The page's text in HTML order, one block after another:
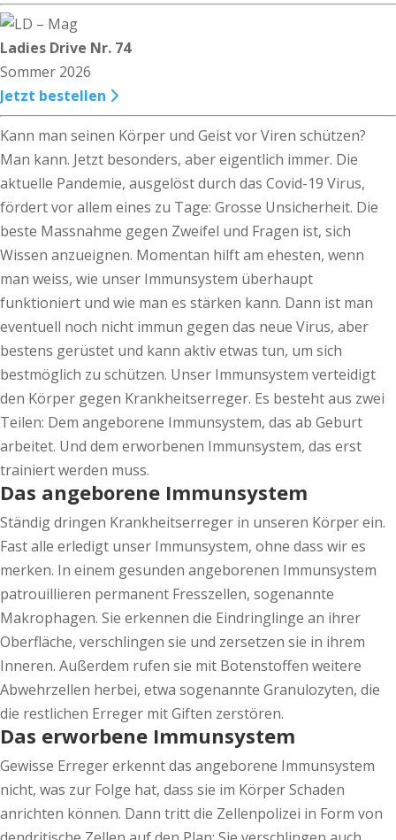
Ladies Drive Nr. 74
Sommer 2026
Jetzt bestellen
Kann man seinen Körper und Geist vor Viren schützen?
Man kann. Jetzt besonders, aber eigentlich immer. Die
aktuelle Pandemie, ausgelöst durch das Covid-19 Virus,
fördert vor allem eines zu Tage: Grosse Unsicherheit. Die
beste Massnahme gegen Zweifel und Fragen ist, sich
Wissen anzueignen. Momentan hilft am ehesten, wenn
man weiss, wie unser Immunsystem überhaupt
funktioniert und wie man es stärken kann. Dann ist man
eventuell noch nicht immun gegen das neue Virus, aber
bestens gerüstet und kann aktiv etwas tun, um sich
bestmöglich zu schützen. Unser Immunsystem verteidigt
den Körper gegen Krankheitserreger. Es besteht aus zwei
Teilen: Dem angeborene Immunsystem, das ab Geburt
arbeitet. Und dem erworbenen Immunsystem, das erst
trainiert werden muss.
Das angeborene Immunsystem
Ständig dringen Krankheitserreger in unseren Körper ein.
Fast alle erledigt unser Immunsystem, ohne dass wir es
merken. In einem gesunden angeborenen Immunsystem
patrouillieren permanent Fresszellen, sogenannte
Makrophagen. Sie erkennen die Eindringlinge an ihrer
Oberfläche, verschlingen sie und zersetzen sie in ihrem
Inneren. Außerdem rufen sie mit Botenstoffen weitere
Abwehrzellen herbei, etwa sogenannte Granulozyten, die
die restlichen Erreger mit Giften zerstören.
Das erworbene Immunsystem
Gewisse Erreger erkennt das angeborene Immunsystem
nicht, was zur Folge hat, dass sie im Körper Schaden
anrichten können. Dann tritt die Zellenpolizei in Form von